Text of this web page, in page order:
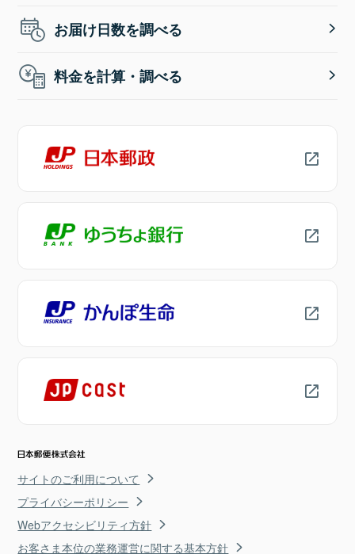
お届け日数を調べる
料金を計算・調べる
サイトのご利用について
プライバシーポリシー
Webアクセシビリティ方針
お客さま本位の業務運営に関する基本方針